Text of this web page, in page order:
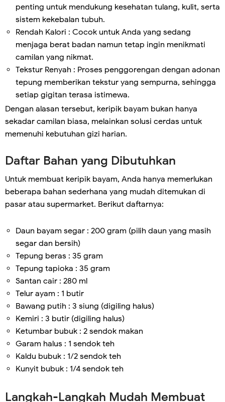
penting untuk mendukung kesehatan tulang, kulit, serta
sistem kekebalan tubuh.
Rendah Kalori : Cocok untuk Anda yang sedang
menjaga berat badan namun tetap ingin menikmati
camilan yang nikmat.
Tekstur Renyah : Proses penggorengan dengan adonan
tepung memberikan tekstur yang sempurna, sehingga
setiap gigitan terasa istimewa.
Dengan alasan tersebut, keripik bayam bukan hanya
sekadar camilan biasa, melainkan solusi cerdas untuk
memenuhi kebutuhan gizi harian.
Daftar Bahan yang Dibutuhkan
Untuk membuat keripik bayam, Anda hanya memerlukan
beberapa bahan sederhana yang mudah ditemukan di
pasar atau supermarket. Berikut daftarnya:
Daun bayam segar : 200 gram (pilih daun yang masih
segar dan bersih)
Tepung beras : 35 gram
Tepung tapioka : 35 gram
Santan cair : 280 ml
Telur ayam : 1 butir
Bawang putih : 3 siung (digiling halus)
Kemiri : 3 butir (digiling halus)
Ketumbar bubuk : 2 sendok makan
Garam halus : 1 sendok teh
Kaldu bubuk : 1/2 sendok teh
Kunyit bubuk : 1/4 sendok teh
Langkah-Langkah Mudah Membuat